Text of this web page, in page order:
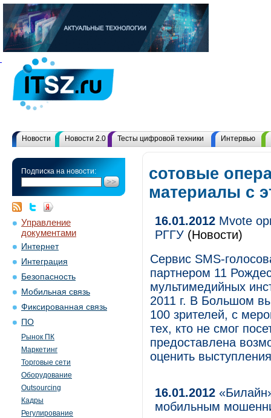
Новости Новости 2.0 Тесты цифровой техники Интервью
Подписка на новости:
Управление
документами
Интернет
Интеграция
Безопасность
Мобильная связь
Фиксированная связь
ПО
Рынок ПК
Маркетинг
Торговые сети
Оборудование
Outsourcing
Кадры
Регулирование
сотовые
материалы с
16.01.2012 Mvote
РГГУ (Новости)
Сервис SMS-
партнером 11
мультимедийных
2011 г. В Большом
100 зрителей, с
тех, кто не смог
предоставлена
оценить
16.01.2012
мобильным